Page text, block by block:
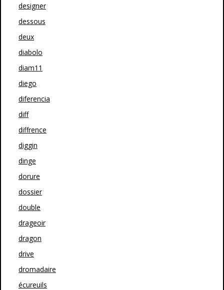
designer
dessous
deux
diabolo
diam11
diego
diferencia
diff
diffrence
diggin
dinge
dorure
dossier
double
drageoir
dragon
drive
dromadaire
écureuils